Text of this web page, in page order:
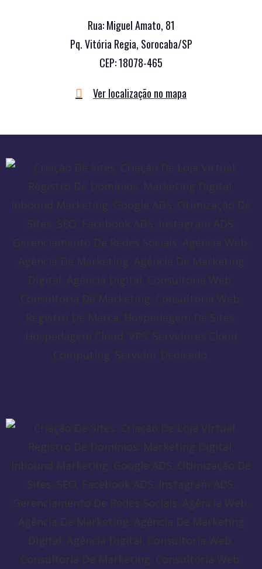
Rua: Miguel Amato, 81
Pq. Vitória Regia, Sorocaba/SP
CEP: 18078-465
Ver localização no mapa